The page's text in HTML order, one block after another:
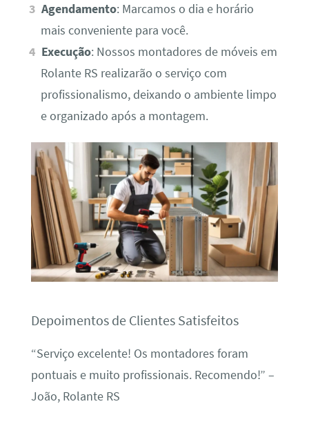
Agendamento: Marcamos o dia e horário
mais conveniente para você.
Execução: Nossos montadores de móveis em
Rolante RS realizarão o serviço com
profissionalismo, deixando o ambiente limpo
e organizado após a montagem.
Depoimentos de Clientes Satisfeitos
“Serviço excelente! Os montadores foram
pontuais e muito profissionais. Recomendo!” –
João, Rolante RS